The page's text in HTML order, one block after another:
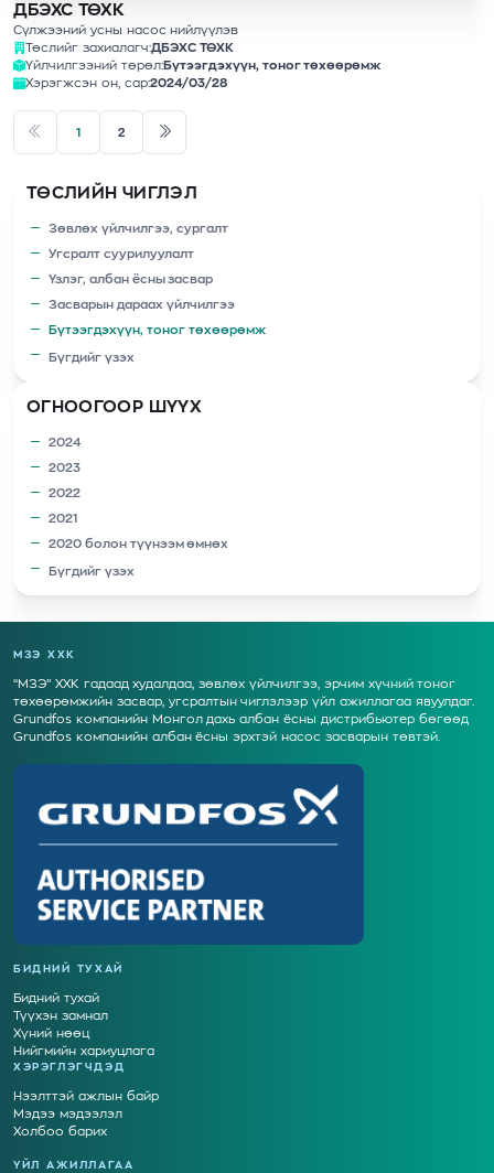
ДБЭХС ТӨХК
Сүлжээний усны насос нийлүүлэв
Төслийг захиалагч:ДБЭХС ТӨХК
Үйлчилгээний төрөл:Бүтээгдэхүүн, тоног төхөөрөмж
Хэрэгжсэн он, сар:2024/03/28
1 2
ТӨСЛИЙН ЧИГЛЭЛ
Зөвлөх үйлчилгээ, сургалт
Угсралт суурилуулалт
Үзлэг, албан ёсны засвар
Засварын дараах үйлчилгээ
Бүтээгдэхүүн, тоног төхөөрөмж
Бүгдийг үзэх
ОГНООГООР ШҮҮХ
2024
2023
2022
2021
2020 болон түүнээм өмнөх
Бүгдийг үзэх
МЗЭ ХХК
“МЗЭ” ХХК гадаад худалдаа, зөвлөх үйлчилгээ, эрчим хүчний тоног
төхөөрөмжийн засвар, угсралтын чиглэлээр үйл ажиллагаа явуулдаг.
Grundfos компанийн Монгол дахь албан ёсны дистрибьютер бөгөөд
Grundfos компанийн албан ёсны эрхтэй насос засварын төвтэй.
БИДНИЙ ТУХАЙ
Бидний тухай
Түүхэн замнал
Хүний нөөц
Нийгмийн хариуцлага
ХЭРЭГЛЭГЧДЭД
Нээлттэй ажлын байр
Мэдээ мэдээлэл
Холбоо барих
ҮЙЛ АЖИЛЛАГАА